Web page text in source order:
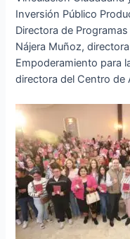
Inversión Público
Directora de
Nájera Muñoz,
Empoderamiento para
directora del Centro de